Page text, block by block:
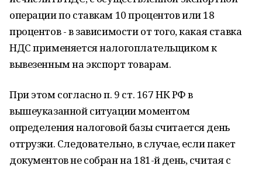
операции по ставкам 10 процентов или 18
процентов - в зависимости от того, какая ставка
НДС применяется налогоплательщиком к
вывезенным на экспорт товарам.
При этом согласно п. 9 ст. 167 НК РФ в
вышеуказанной ситуации моментом
определения налоговой базы считается день
отгрузки. Следовательно, в случае, если пакет
документов не собран на 181-й день, считая с